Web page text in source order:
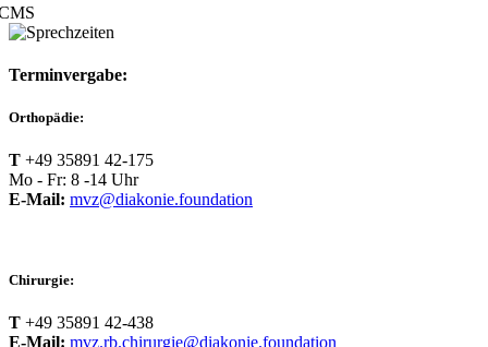
Terminvergabe:
Orthopädie:
T +49 35891 42-175
Mo - Fr: 8 -14 Uhr
E-Mail: mvz@diakonie.foundation
Chirurgie:
T +49 35891 42-438
E-Mail: mvz.rb.chirurgie@diakonie.foundation